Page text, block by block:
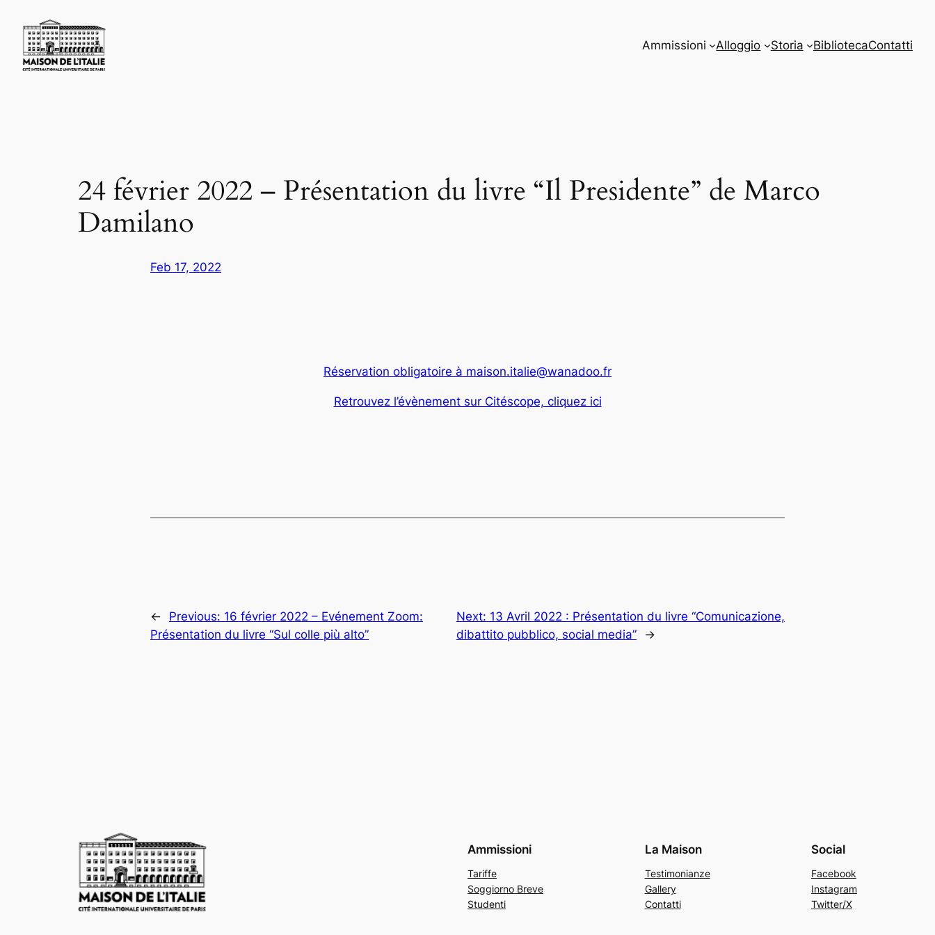
content
Ammissioni Alloggio Storia BibliotecaContatti
24 février 2022 – Présentation du livre “Il Presidente” de Marco
Damilano
Feb 17, 2022
Réservation obligatoire à maison.italie@wanadoo.fr
Retrouvez l’évènement sur Citéscope, cliquez ici
← Previous: 16 février 2022 – Evénement Zoom:
Présentation du livre “Sul colle più alto”
Next: 13 Avril 2022 : Présentation du livre “Comunicazione,
dibattito pubblico, social media”
→
Ammissioni
Tariffe
Soggiorno Breve
Studenti
La Maison
Testimonianze
Gallery
Contatti
Social
Facebook
Instagram
Twitter/X